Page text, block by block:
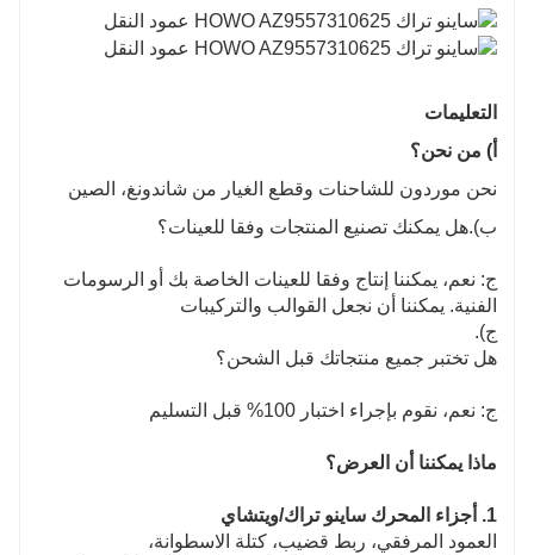
التعليمات
أ) من نحن؟
نحن موردون للشاحنات وقطع الغيار من شاندونغ، الصين
ب).هل يمكنك تصنيع المنتجات وفقا للعينات؟
ج: نعم، يمكننا إنتاج وفقا للعينات الخاصة بك أو الرسومات
الفنية. يمكننا أن نجعل القوالب والتركيبات
ج).
هل تختبر جميع منتجاتك قبل الشحن؟
ج: نعم، نقوم بإجراء اختبار 100% قبل التسليم
ماذا يمكننا أن العرض؟
1. أجزاء المحرك ساينو تراك/ويتشاي
العمود المرفقي، ربط قضيب، كتلة الاسطوانة،